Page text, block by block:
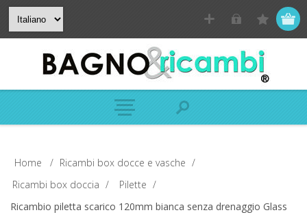
Home / Ricambi box docce e vasche /
Ricambi box doccia / Pilette /
Ricambio piletta scarico 120mm bianca senza drenaggio Glass